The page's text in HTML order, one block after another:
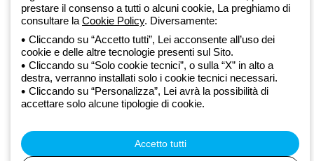
Cookie policy
Condizioni di vendita
Tutte le policy
Accessibilità
Credits
© Beghelli S.p.A. Società con Unico Socio - Società soggetta alla
direzione e coordinamento di Gewiss S.p.A. - R.I. Bologna e C.F.
03829720378 - P.IVA (IT) 00666341201 - REA BO-319364 - Cap.
prestare il consenso a tutti o alcuni cookie, La preghiamo di
consultare la Cookie Policy. Diversamente:
Cliccando su “Accetto tutti”, Lei acconsente all’uso dei
cookie e delle altre tecnologie presenti sul Sito.
Cliccando su “Solo cookie tecnici”, o sulla “X” in alto a
destra, verranno installati solo i cookie tecnici necessari.
Cliccando su “Personalizza”, Lei avrà la possibilità di
accettare solo alcune tipologie di cookie.
Accetto tutti